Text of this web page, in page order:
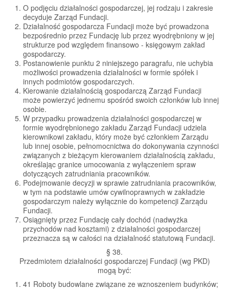
O podjęciu działalności gospodarczej, jej rodzaju i zakresie
decyduje Zarząd Fundacji.
Działalność gospodarcza Fundacji może być prowadzona
bezpośrednio przez Fundację lub przez wyodrębniony w jej
strukturze pod względem finansowo - księgowym zakład
gospodarczy.
Postanowienie punktu 2 niniejszego paragrafu, nie uchybia
możliwości prowadzenia działalności w formie spółek i
innych podmiotów gospodarczych.
Kierowanie działalnością gospodarczą Zarząd Fundacji
może powierzyć jednemu spośród swoich członków lub innej
osobie.
W przypadku prowadzenia działalności gospodarczej w
formie wyodrębnionego zakładu Zarząd Fundacji udziela
kierownikowi zakładu, który może być członkiem Zarządu
lub innej osobie, pełnomocnictwa do dokonywania czynności
związanych z bieżącym kierowaniem działalnością zakładu,
określając granice umocowania z wyłączeniem spraw
dotyczących zatrudniania pracowników.
Podejmowanie decyzji w sprawie zatrudniania pracowników,
w tym na podstawie umów cywilnoprawnych w zakładzie
gospodarczym należy wyłącznie do kompetencji Zarządu
Fundacji.
Osiągnięty przez Fundację cały dochód (nadwyżka
przychodów nad kosztami) z działalności gospodarczej
przeznacza są w całości na działalność statutową Fundacji.
§ 38.
Przedmiotem działalności gospodarczej Fundacji (wg PKD)
mogą być:
41 Roboty budowlane związane ze wznoszeniem budynków;